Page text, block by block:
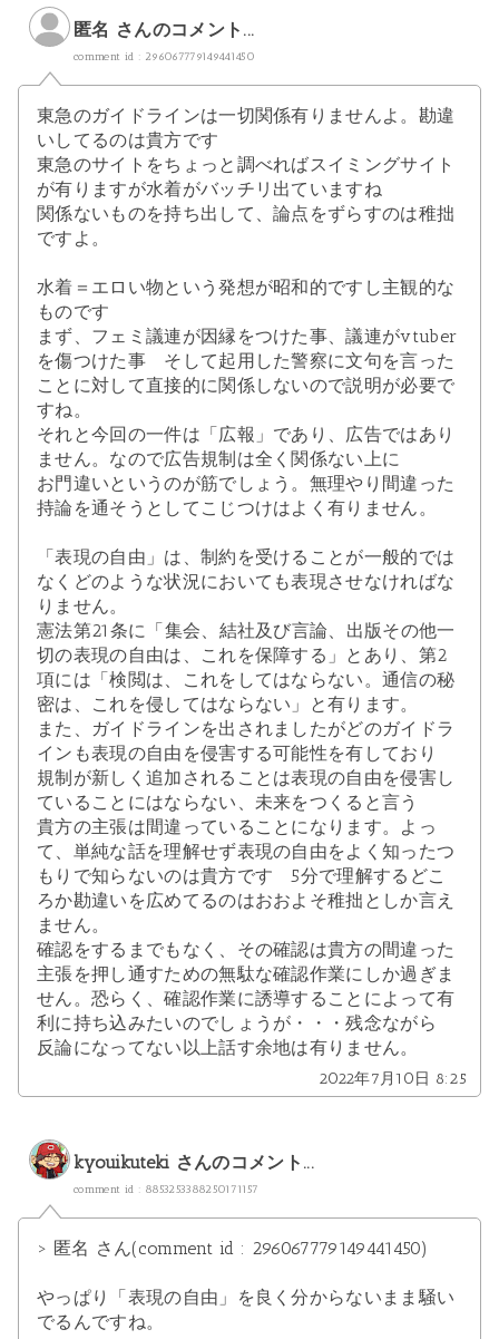
匿名 さんのコメント...
comment id : 296067779149441450
東急のガイドラインは一切関係有りませんよ。勘違
いしてるのは貴方です
東急のサイトをちょっと調べればスイミングサイト
が有りますが水着がバッチリ出ていますね
関係ないものを持ち出して、論点をずらすのは稚拙
ですよ。
水着＝エロい物という発想が昭和的ですし主観的な
ものです
まず、フェミ議連が因縁をつけた事、議連がvtuber
を傷つけた事 そして起用した警察に文句を言った
ことに対して直接的に関係しないので説明が必要で
すね。
それと今回の一件は「広報」であり、広告ではあり
ません。なので広告規制は全く関係ない上に
お門違いというのが筋でしょう。無理やり間違った
持論を通そうとしてこじつけはよく有りません。
「表現の自由」は、制約を受けることが一般的では
なくどのような状況においても表現させなければな
りません。
憲法第21条に「集会、結社及び言論、出版その他一
切の表現の自由は、これを保障する」とあり、第2
項には「検閲は、これをしてはならない。通信の秘
密は、これを侵してはならない」と有ります。
また、ガイドラインを出されましたがどのガイドラ
インも表現の自由を侵害する可能性を有しており
規制が新しく追加されることは表現の自由を侵害し
ていることにはならない、未来をつくると言う
貴方の主張は間違っていることになります。よっ
て、単純な話を理解せず表現の自由をよく知ったつ
もりで知らないのは貴方です 5分で理解するどこ
ろか勘違いを広めてるのはおおよそ稚拙としか言え
ません。
確認をするまでもなく、その確認は貴方の間違った
主張を押し通すための無駄な確認作業にしか過ぎま
せん。恐らく、確認作業に誘導することによって有
利に持ち込みたいのでしょうが・・・残念ながら
反論になってない以上話す余地は有りません。
2022年7月10日 8:25
kyouikuteki さんのコメント...
comment id : 8853253388250171157
> 匿名 さん(comment id : 296067779149441450)
やっぱり「表現の自由」を良く分からないまま騒い
でるんですね。